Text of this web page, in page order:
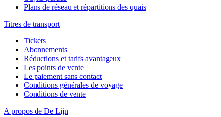
Plans de réseau et répartitions des quais
Titres de transport
Tickets
Abonnements
Réductions et tarifs avantageux
Les points de vente
Le paiement sans contact
Conditions générales de voyage
Conditions de vente
A propos de De Lijn